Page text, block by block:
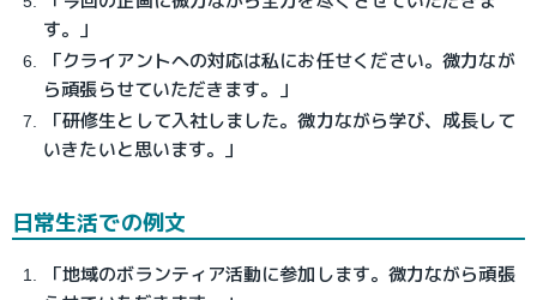
す。」
「クライアントへの対応は私にお任せください。微力なが
ら頑張らせていただきます。」
「研修生として入社しました。微力ながら学び、成長して
いきたいと思います。」
日常生活での例文
「地域のボランティア活動に参加します。微力ながら頑張